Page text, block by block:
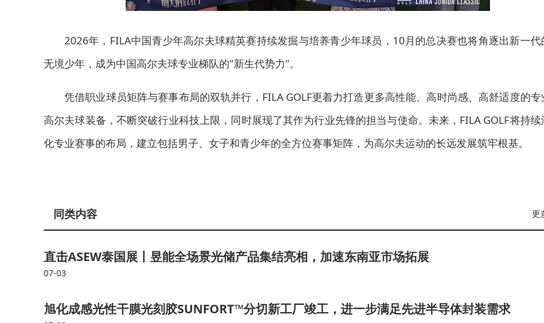
2026年， FILA中国青少年高尔夫球精英赛持续发掘与培养青少年球员 ，10月的总决赛也将角逐出新一代
无境少年，成为中国高尔夫球专业梯队的"新生代势力"。
凭借职业球员矩阵与赛事布局的双轨并行，FILA GOLF更着力打造更多高性能、高时尚感、高舒适度的专
高尔夫球装备，不断突破行业科技上限，同时展现了其作为行业先锋的担当与使命。未来，FILA GOLF将持续
化专业赛事的布局，建立包括男子、女子和青少年的全方位赛事矩阵，为高尔夫运动的长远发展筑牢根基。
更
同类内容
直击ASEW泰国展丨昱能全场景光储产品集结亮相，加速东南亚市场拓展
07-03
旭化成感光性干膜光刻胶SUNFORT™分切新工厂竣工，进一步满足先进半导体封装需求